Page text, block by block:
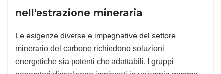
nell'estrazione mineraria
Le esigenze diverse e impegnative del settore
minerario del carbone richiedono soluzioni
energetiche sia potenti che adattabili. I gruppi